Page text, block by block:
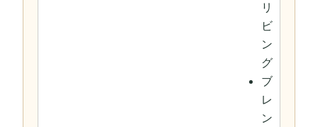
リ
ビ
ン
グ
ブ
レ
ン